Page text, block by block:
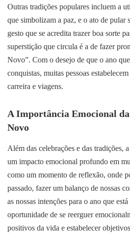
Outras tradições populares incluem a
que simbolizam a paz, e o ato de pular
gesto que se acredita trazer boa sorte
superstição que circula é a de fazer
Novo”. Com o desejo de que o ano
conquistas, muitas pessoas
carreira e viagens.
A Importância Emocional
Novo
Além das celebrações e das tradições,
um impacto emocional profundo em
como um momento de reflexão, onde
passado, fazer um balanço de nossas
as nossas intenções para o ano que
oportunidade de se reerguer
positivos da vida e estabelecer